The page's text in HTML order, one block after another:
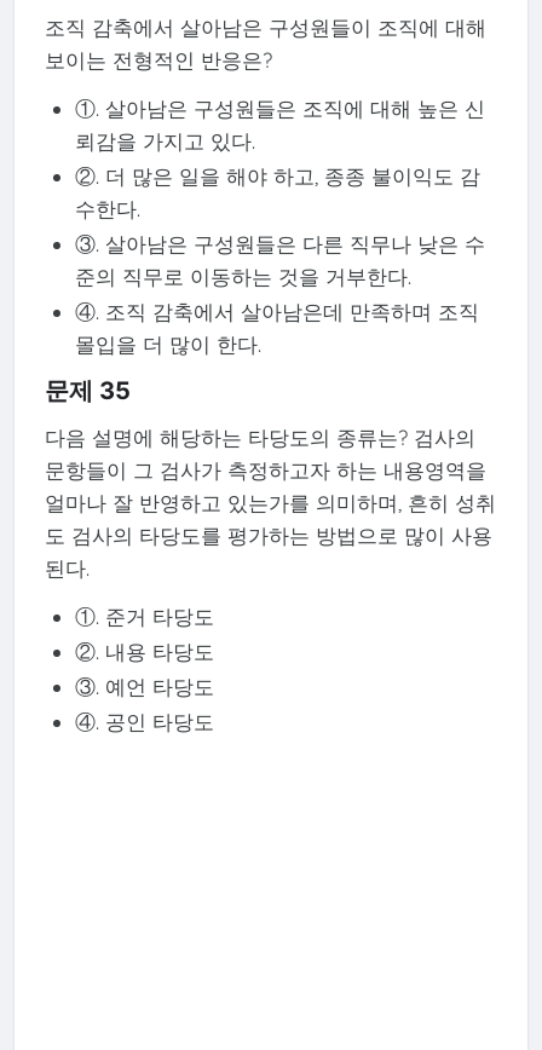
조직 감축에서 살아남은 구성원들이 조직에 대해
보이는 전형적인 반응은?
①. 살아남은 구성원들은 조직에 대해 높은 신
뢰감을 가지고 있다.
②. 더 많은 일을 해야 하고, 종종 불이익도 감
수한다.
③. 살아남은 구성원들은 다른 직무나 낮은 수
준의 직무로 이동하는 것을 거부한다.
④. 조직 감축에서 살아남은데 만족하며 조직
몰입을 더 많이 한다.
문제 35
다음 설명에 해당하는 타당도의 종류는? 검사의
문항들이 그 검사가 측정하고자 하는 내용영역을
얼마나 잘 반영하고 있는가를 의미하며, 흔히 성취
도 검사의 타당도를 평가하는 방법으로 많이 사용
된다.
①. 준거 타당도
②. 내용 타당도
③. 예언 타당도
④. 공인 타당도